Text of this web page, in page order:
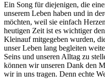
Ein Song für diejenigen, die
unserem Leben haben und in
möchten, weil sie einfach
heutigen Zeit ist es wichtiger
Kleinauf mitgegeben wurden,
unser Leben lang begleiten
Seins und unseren Alltag zu
können wir unseren Dank den
wir in uns tragen. Denn echte